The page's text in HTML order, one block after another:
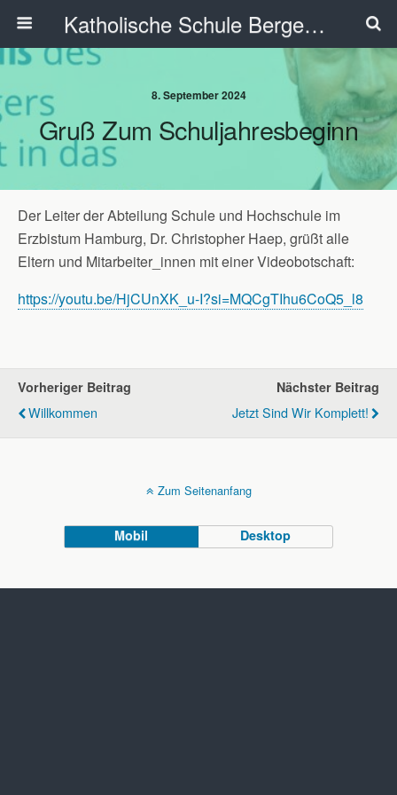
Katholische Schule Bergedorf
8. September 2024
Gruß Zum Schuljahresbeginn
Der Leiter der Abteilung Schule und Hochschule im
Erzbistum Hamburg, Dr. Christopher Haep, grüßt alle
Eltern und Mitarbeiter_innen mit einer Videobotschaft:
https://youtu.be/HjCUnXK_u-I?si=MQCgTIhu6CoQ5_l8
Vorheriger Beitrag
Willkommen
Nächster Beitrag
Jetzt Sind Wir Komplett!
Zum Seitenanfang
Mobil Desktop